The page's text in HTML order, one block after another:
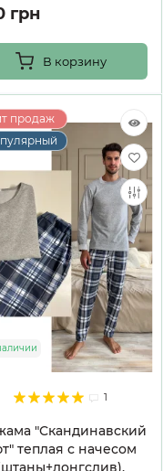
грн
В корзину
продаж
1
"Скандинавский
теплая с начесом